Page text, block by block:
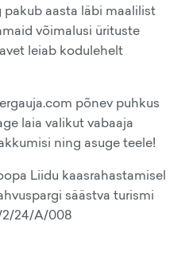
aasta läbi maalilist
võimalusi ürituste
leiab kodulehelt
põnev puhkus
laia valikut vabaaja
ning asuge teele!
Liidu kaasrahastamisel
säästva turismi
2/24/A/008